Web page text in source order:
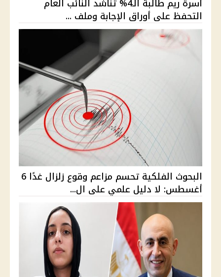
أسرة ريم طالبة الـ4% تناشد النائب العام
التحفظ على أوراق الإجابة وملف ...
البحوث الفلكية تحسم مزاعم وقوع زلزال غدًا 6
أغسطس: لا دليل علمي على ال...